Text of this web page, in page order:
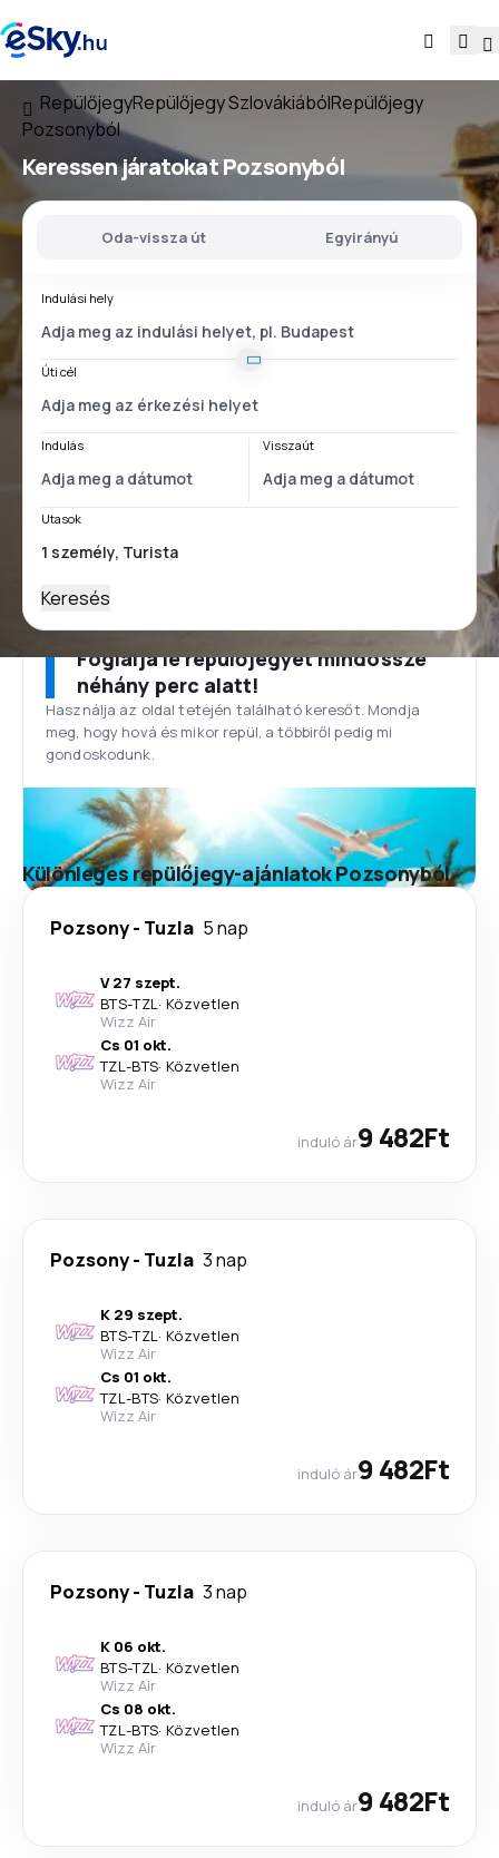
RepülőjegyRepülőjegy SzlovákiábólRepülőjegy
Pozsonyból
Keressen járatokatPozsonyból
Oda-vissza út Egyirányú
Indulási hely
Úti cél
Indulás Visszaút
Utasok
Keresés
Foglalja le repülőjegyét mindössze
néhány perc alatt!
Használja az oldal tetején található keresőt. Mondja
meg, hogy hová és mikor repül, a többiről pedig mi
gondoskodunk.
Különleges repülőjegy-ajánlatok Pozsonyból
Pozsony- Tuzla 5 nap
V 27 szept.
BTS-TZL· Közvetlen
Wizz Air
Cs 01 okt.
TZL-BTS· Közvetlen
Wizz Air
induló ár9 482Ft
Pozsony- Tuzla 3 nap
K 29 szept.
BTS-TZL· Közvetlen
Wizz Air
Cs 01 okt.
TZL-BTS· Közvetlen
Wizz Air
induló ár9 482Ft
Pozsony- Tuzla 3 nap
K 06 okt.
BTS-TZL· Közvetlen
Wizz Air
Cs 08 okt.
TZL-BTS· Közvetlen
Wizz Air
induló ár9 482Ft